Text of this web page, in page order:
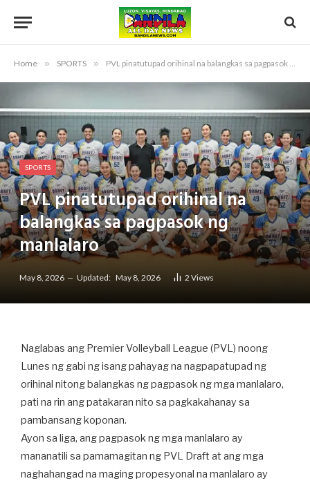
Home » SPORTS » PVL pinatutupad orihinal na balangkas sa pagpasok ng manlalaro
SPORTS
PVL pinatutupad orihinal na
balangkas sa pagpasok ng
manlalaro
May 8, 2026 Updated: May 8, 2026 2 Views
Naglabas ang Premier Volleyball League (PVL) noong
Lunes ng gabi ng isang pahayag na nagpapatupad ng
orihinal nitong balangkas ng pagpasok ng mga manlalaro,
pati na rin ang patakaran nito sa pagkakahanay sa
pambansang koponan.
Ayon sa liga, ang pagpasok ng mga manlalaro ay
mananatili sa pamamagitan ng PVL Draft at ang mga
naghahangad na maging propesyonal na manlalaro ay